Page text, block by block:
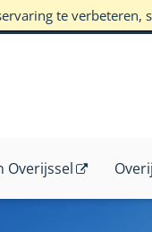
te verbeteren,
Overijssel